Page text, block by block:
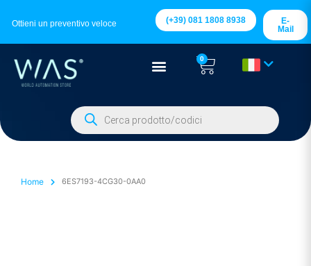
Ottieni un preventivo veloce (+39) 081 1808 8938
E-
Mail
0
Home 6ES7193-4CG30-0AA0